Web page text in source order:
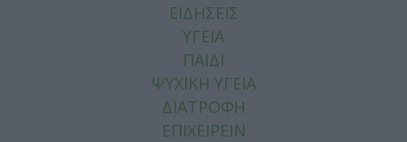
ΕΙΔΗΣΕΙΣ
ΥΓΕΙΑ
ΠΑΙΔΙ
ΨΥΧΙΚΗ ΥΓΕΙΑ
ΔΙΑΤΡΟΦΗ
ΕΠΙΧΕΙΡΕΙΝ